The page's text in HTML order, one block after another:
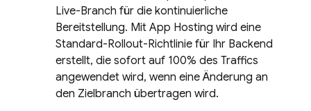
Live-Branch für die kontinuierliche
Bereitstellung. Mit App Hosting wird eine
Standard-Rollout-Richtlinie für Ihr Backend
erstellt, die sofort auf 100% des Traffics
angewendet wird, wenn eine Änderung an
den Zielbranch übertragen wird.